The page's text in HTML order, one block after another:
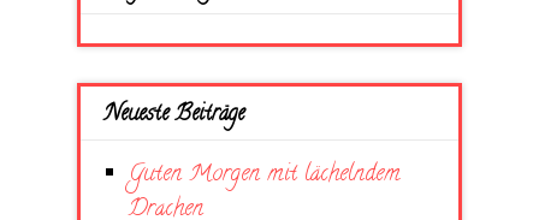
Neueste Beiträge
Guten Morgen mit lächelndem
Drachen